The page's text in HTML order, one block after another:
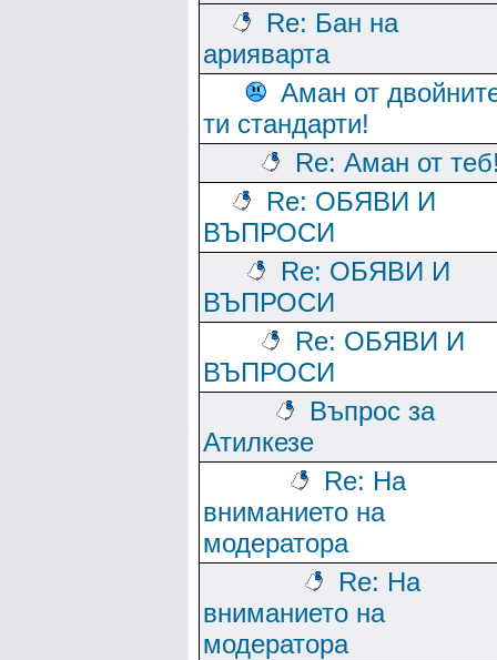
Re: Бан на
арияварта
Аман от
ти стандарти!
Re: Аман от
Re: ОБЯВИ И
ВЪПРОСИ
Re: ОБЯВИ И
ВЪПРОСИ
Re: ОБЯВИ И
ВЪПРОСИ
Въпрос за
Атилкезе
Re: На
вниманието на
модератора
Re: На
вниманието на
модератора